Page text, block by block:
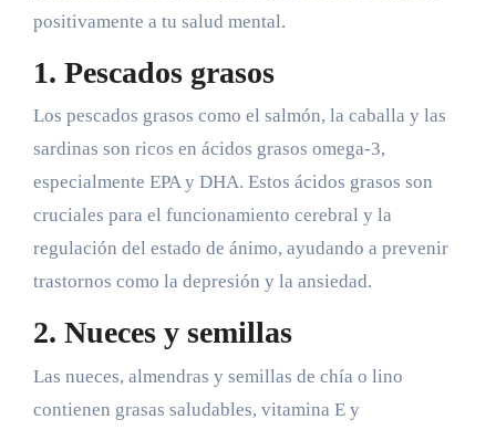
positivamente a tu salud mental.
1. Pescados grasos
Los pescados grasos como el salmón, la caballa y las
sardinas son ricos en ácidos grasos omega-3,
especialmente EPA y DHA. Estos ácidos grasos son
cruciales para el funcionamiento cerebral y la
regulación del estado de ánimo, ayudando a prevenir
trastornos como la depresión y la ansiedad.
2. Nueces y semillas
Las nueces, almendras y semillas de chía o lino
contienen grasas saludables, vitamina E y